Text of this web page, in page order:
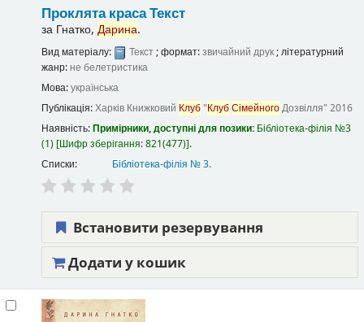
Проклята красаТекст
за Гнатко, Дарина.
Вид матеріалу: Текст; формат:звичайний друк; літературний
жанр: не белетристика
Мова:українська
Публікація:Харків Книжковий Клуб"КлубСімейногоДозвілля" 2016
Наявність:Примірники, доступні для позики: Бібліотека-філія №3
(1) Шифр зберігання:821(477) .
Списки:
Бібліотека-філія № 3.
Встановити резервування
Додати у кошик